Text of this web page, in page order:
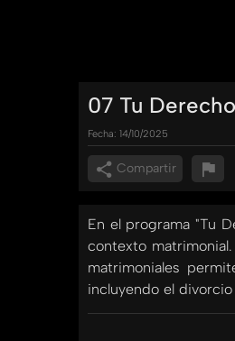
07 Tu
Fecha: 14/10/2025
Compartir
En el programa "Tu
contexto
matrimoniales
incluyendo el
sobre la división de